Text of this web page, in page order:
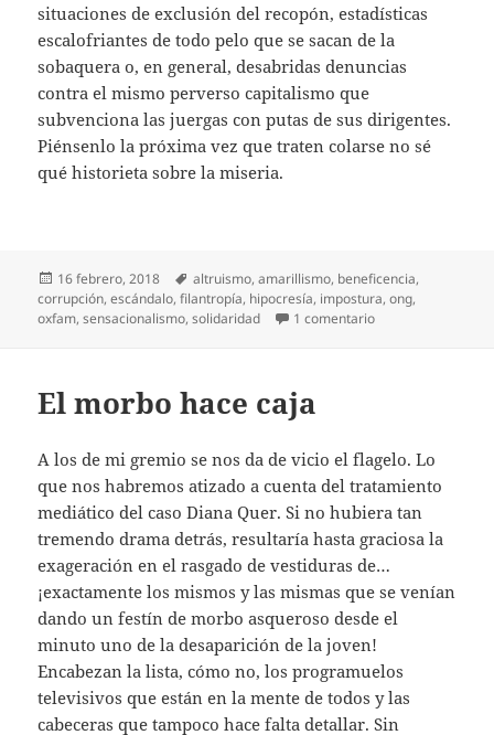
situaciones de exclusión del recopón, estadísticas
escalofriantes de todo pelo que se sacan de la
sobaquera o, en general, desabridas denuncias
contra el mismo perverso capitalismo que
subvenciona las juergas con putas de sus dirigentes.
Piénsenlo la próxima vez que traten colarse no sé
qué historieta sobre la miseria.
Publicado
el
16 febrero, 2018 Etiquetas
altruismo,amarillismo, beneficencia,
corrupción,escándalo,filantropía, hipocresía, impostura,ong,
oxfam,sensacionalismo,solidaridad 1 comentarioen Oenegés
El morbo hace caja
A los de mi gremio se nos da de vicio el flagelo. Lo
que nos habremos atizado a cuenta del tratamiento
mediático del caso Diana Quer. Si no hubiera tan
tremendo drama detrás, resultaría hasta graciosa la
exageración en el rasgado de vestiduras de…
¡exactamente los mismos y las mismas que se venían
dando un festín de morbo asqueroso desde el
minuto uno de la desaparición de la joven!
Encabezan la lista, cómo no, los programuelos
televisivos que están en la mente de todos y las
cabeceras que tampoco hace falta detallar. Sin